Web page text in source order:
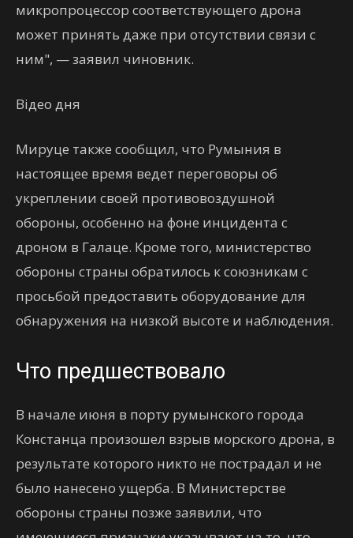
микропроцессор соответствующего дрона
может принять даже при отсутствии связи с
ним", — заявил чиновник.
Відео дня
Мируце также сообщил, что Румыния в
настоящее время ведет переговоры об
укреплении своей противовоздушной
обороны, особенно на фоне инцидента с
дроном в Галаце. Кроме того, министерство
обороны страны обратилось к союзникам с
просьбой предоставить оборудование для
обнаружения на низкой высоте и наблюдения.
Что предшествовало
В начале июня в порту румынского города
Констанца произошел взрыв морского дрона, в
результате которого никто не пострадал и не
было нанесено ущерба. В Министерстве
обороны страны позже заявили, что